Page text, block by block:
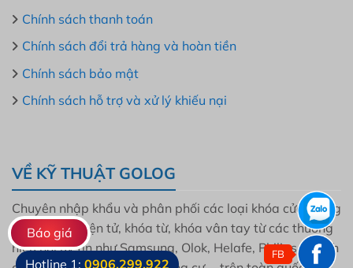
Chính sách thanh toán
Chính sách đổi trả hàng và hoàn tiền
Chính sách bảo mật
Chính sách hỗ trợ và xử lý khiếu nại
VỀ KỸ THUẬT GOLOG
Chuyên nhập khẩu và phân phối các loại khóa cửa thông
minh, khóa điện tử, khóa từ, khóa vân tay từ các thương
hiệu nổi uy tín như Samsung, Olok, Helafe, Philips, Bosch
Báo giá
Hotline 1: 0906.299.922
FB